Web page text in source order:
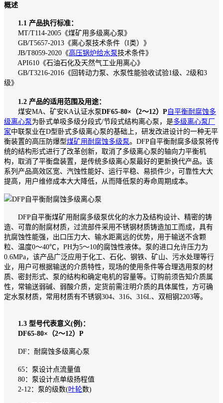
概述
1.1 产品执行标准：
MT/T114-2005《煤矿用多级离心泵》
GB/T5657-2013《离心泵技术条件（I类）》
JB/T8059-2020《高压锅炉给水泵技术条件》
API610《石油石化及天然气工业用离心》
GB/T3216-2016《回转动力泵、水泵性能验收试验1级、2级和3
级》
1.2 产品的适用范围及用途：
煤安MA、矿安KA认证水泵DF65-80×（2～12）P 自平衡耐腐蚀多
级离心泵 为卧式单吸多级分段式/节段式结构离心泵，是多级离心泵厂
家中联泵业在D型卧式多级离心泵的基础上，研发改进设计的一种无平
衡装置的高压防爆型煤矿用耐腐蚀多级泵。DFP自平衡耐腐多级泵将传
统的结构形式进行了改革创新，取消了多级离心泵的轴向力平衡机
构，取消了平衡盘装置，是传统多级离心泵最好的更新换代产品。该
系列产品高效区宽、汽蚀性能好、运行平稳、易损件少，可靠性大大
提高，用户维修成本大大降低，从而降低泵的寿命周期成本。
DFP自平衡煤矿用耐腐多级泵优化的水力及结构设计、精密的铸
造、可靠的耐腐材质，过流部件采用不锈钢材质铸造加工而成，具有
抗腐蚀性能强，出口压力大、输水距离远的优势，用于输送不含颗
粒、温度0～40℃，PH为5～10的腐蚀性液体。泵的进口允许压力为
0.6MPa，该产品广泛应用于化工、石化、钢铁、矿山、污水处理等行
业，用户可根据输送的介质特性，现场的使用条件等合理选用泵的材
质、密封形式、泵的结构和确定电机的容量等。订购前须告知介质属
性，常输送弱碱、弱酸介质，定货前需注明介质的具体属性，方可确
定水泵材质，常用材质有不锈钢304、316、316L、双相钢2203等。
1.3 型号代表意义(例)：
DF65-80×（2～12）P
DF：耐腐蚀多级离心泵
65：泵设计点流量值
80：泵设计点单级扬程值
2-12：泵的级数(叶轮数)